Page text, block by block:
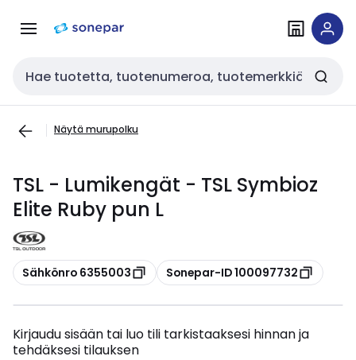
navigointiinsisältöön
Haku
Näytä murupolku
TSL - Lumikengät - TSL Symbioz
Elite Ruby pun L
Kopioi
Sähkönro 6355003 Kopioi
Sonepar-ID 100097732
Kirjaudu sisään tai luo tili tarkistaaksesi hinnan ja
tehdäksesi tilauksen